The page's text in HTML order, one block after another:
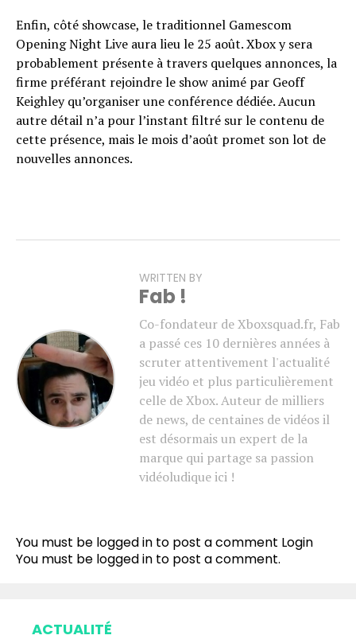
Enfin, côté showcase, le traditionnel Gamescom
Opening Night Live aura lieu le 25 août. Xbox y sera
probablement présente à travers quelques annonces, la
firme préférant rejoindre le show animé par Geoff
Keighley qu’organiser une conférence dédiée. Aucun
autre détail n’a pour l’instant filtré sur le contenu de
cette présence, mais le mois d’août promet son lot de
nouvelles annonces.
WRITTEN BY
Fab !
Co-fondateur de Xboxsquad.fr, Fab
a passé ces 10 dernières années à
scruter attentivement l'actualité
jeu vidéo et plus particulièrement
celle de Xbox. Auteur de milliers
de news, de centaines de vidéos il
est désormais un expert de la
marque qui partage sa passion
vidéoludique ici !
You must be logged in to post a comment Login
You must be logged in to post a comment.
ACTUALITÉ